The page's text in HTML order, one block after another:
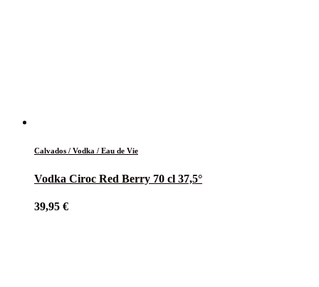
Calvados / Vodka / Eau de Vie
Vodka Ciroc Red Berry 70 cl 37,5°
39,95 €